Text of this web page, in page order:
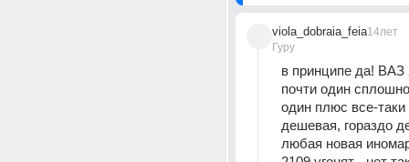
viola_dobraia_feia
Гуру
14лет
в принципе да! ВАЗ
почти один
один плюс все-таки
дешевая, гораздо
любая новая